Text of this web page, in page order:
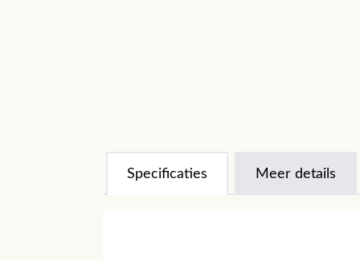
Specificaties Meer details